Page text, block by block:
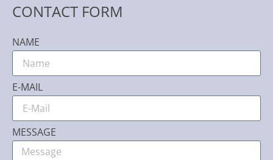
CONTACT FORM
NAME
E-MAIL
MESSAGE